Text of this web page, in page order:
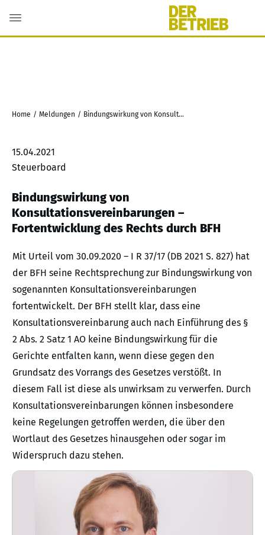
Home / Meldungen / Bindungswirkung von Konsultationsvereinbarungen – Fortentwicklung des Rechts durch BFH
15.04.2021
Steuerboard
Bindungswirkung von
Konsultationsvereinbarungen –
Fortentwicklung des Rechts durch BFH
Mit Urteil vom 30.09.2020 – I R 37/17 (DB 2021 S. 827) hat
der BFH seine Rechtsprechung zur Bindungswirkung von
sogenannten Konsultationsvereinbarungen
fortentwickelt. Der BFH stellt klar, dass eine
Konsultationsvereinbarung auch nach Einführung des §
2 Abs. 2 Satz 1 AO keine Bindungswirkung für die
Gerichte entfalten kann, wenn diese gegen den
Grundsatz des Vorrangs des Gesetzes verstößt. In
diesem Fall ist diese als unwirksam zu verwerfen. Durch
Konsultationsvereinbarungen können insbesondere
keine Regelungen getroffen werden, die über den
Wortlaut des Gesetzes hinausgehen oder sogar im
Widerspruch dazu stehen.